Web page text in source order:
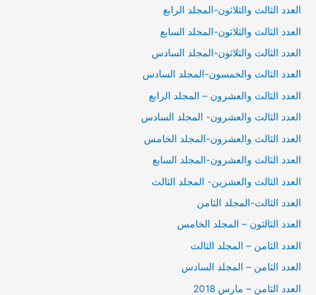
العدد الثالث والثلاثون-المجلد الرابع
العدد الثالث والثلاثون-المجلد السابع
العدد الثالث والثلاثون-المجلد السادس
العدد الثالث والخمسون-المجلد السادس
العدد الثالث والعشرون – المجلد الرابع
العدد الثالث والعشرون- المجلد السادس
العدد الثالث والعشرون-المجلد الخامس
العدد الثالث والعشرون-المجلد السابع
العدد الثالث والعشرين- المجلد الثالث
العدد الثالث-المجلد الثامن
العدد الثالثون – المجلد الخامس
العدد الثامن – المجلد الثالث
العدد الثامن – المجلد السادس
العدد الثامن – مارس 2018